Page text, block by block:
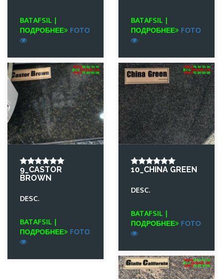
BATAFSIL |
ПОДРОБНЕЕ
FOTO
BATAFSIL |
ПОДРОБНЕЕ
FOTO
9_CASTOR
BROWN
DESC.
BATAFSIL |
ПОДРОБНЕЕ
FOTO
10_CHINA GREEN
DESC.
BATAFSIL |
ПОДРОБНЕЕ
FOTO